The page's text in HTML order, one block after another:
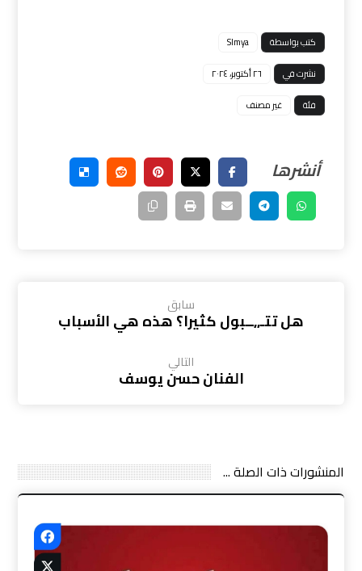
كتب بواسطة
Slmya
نشرت في
٢٦ أكتوبر، ٢٠٢٤
فئة
غير مصنف
سابق
هل تتـ,,ــبول كثيرا؟ هذه هي الأسباب
التالي
الفنان حسن يوسف
المنشورات ذات الصلة ...